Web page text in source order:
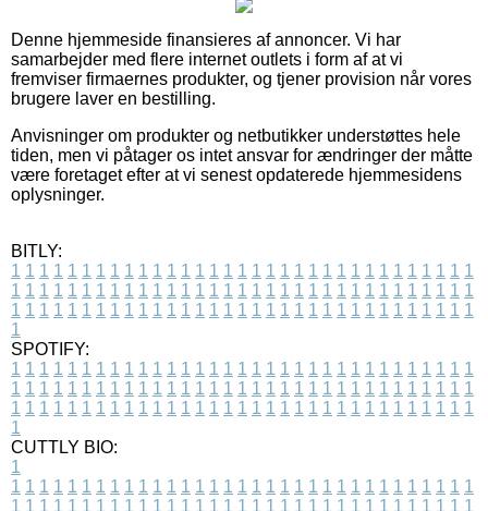
Denne hjemmeside finansieres af annoncer. Vi har
samarbejder med flere internet outlets i form af at vi
fremviser firmaernes produkter, og tjener provision når vores
brugere laver en bestilling.
Anvisninger om produkter og netbutikker understøttes hele
tiden, men vi påtager os intet ansvar for ændringer der måtte
være foretaget efter at vi senest opdaterede hjemmesidens
oplysninger.
BITLY:
1 1 1 1 1 1 1 1 1 1 1 1 1 1 1 1 1 1 1 1 1 1 1 1 1 1 1 1 1 1 1 1 1
1 1 1 1 1 1 1 1 1 1 1 1 1 1 1 1 1 1 1 1 1 1 1 1 1 1 1 1 1 1 1 1 1
1 1 1 1 1 1 1 1 1 1 1 1 1 1 1 1 1 1 1 1 1 1 1 1 1 1 1 1 1 1 1 1 1
1
SPOTIFY:
1 1 1 1 1 1 1 1 1 1 1 1 1 1 1 1 1 1 1 1 1 1 1 1 1 1 1 1 1 1 1 1 1
1 1 1 1 1 1 1 1 1 1 1 1 1 1 1 1 1 1 1 1 1 1 1 1 1 1 1 1 1 1 1 1 1
1 1 1 1 1 1 1 1 1 1 1 1 1 1 1 1 1 1 1 1 1 1 1 1 1 1 1 1 1 1 1 1 1
1
CUTTLY BIO:
1
1 1 1 1 1 1 1 1 1 1 1 1 1 1 1 1 1 1 1 1 1 1 1 1 1 1 1 1 1 1 1 1 1
1 1 1 1 1 1 1 1 1 1 1 1 1 1 1 1 1 1 1 1 1 1 1 1 1 1 1 1 1 1 1 1 1